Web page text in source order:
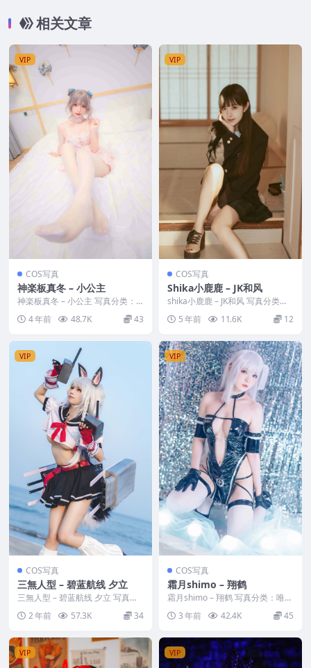
相关文章
VIP
COS写真
神楽板真冬 – 小公主
神楽板真冬 – 小公主 写真分类：
唯美，参与模特：神楽板真冬 [套
图大小]：[8...
4 年前 48.7K 43
VIP
COS写真
Shika小鹿鹿 – JK和风
shika小鹿鹿 – JK和风 写真分类：
唯美，参与模特：shika小鹿鹿
[套...5 年前 11.6K 12
VIP
COS写真
三無人型 – 碧蓝航线 夕立
三無人型 – 碧蓝航线 夕立 写真分
类：唯美，参与模特：三無人型
[套图大小]：...
2 年前 57.3K 34
VIP
COS写真
霜月shimo – 翔鹤
霜月shimo – 翔鹤 写真分类：唯
美，参与模特：霜月shimo [套图
大小]...
3 年前 42.4K 45
VIP VIP